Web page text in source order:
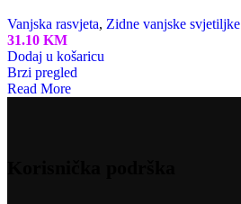
Vanjska rasvjeta, Zidne vanjske svjetiljke
31.10 KM
Dodaj u košaricu
Brzi pregled
Read More